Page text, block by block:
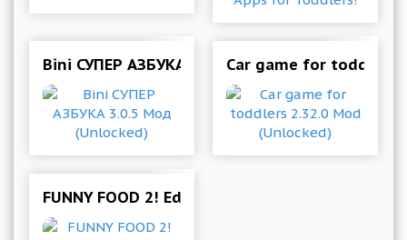
Bini СУПЕР АЗБУКА 3.0.5 Мод (Unlocked)
Car game for toddlers
FUNNY FOOD 2! Educational Games for Kids